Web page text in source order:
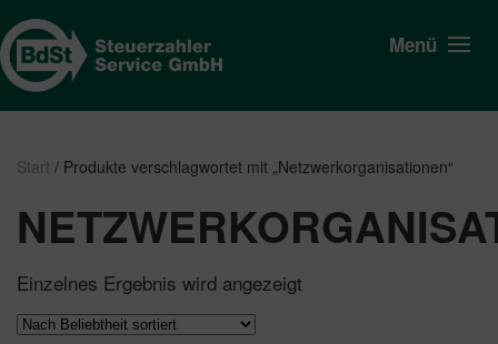
Menü
Start / Produkte verschlagwortet mit „Netzwerkorganisationen“
Einzelnes Ergebnis wird angezeigt